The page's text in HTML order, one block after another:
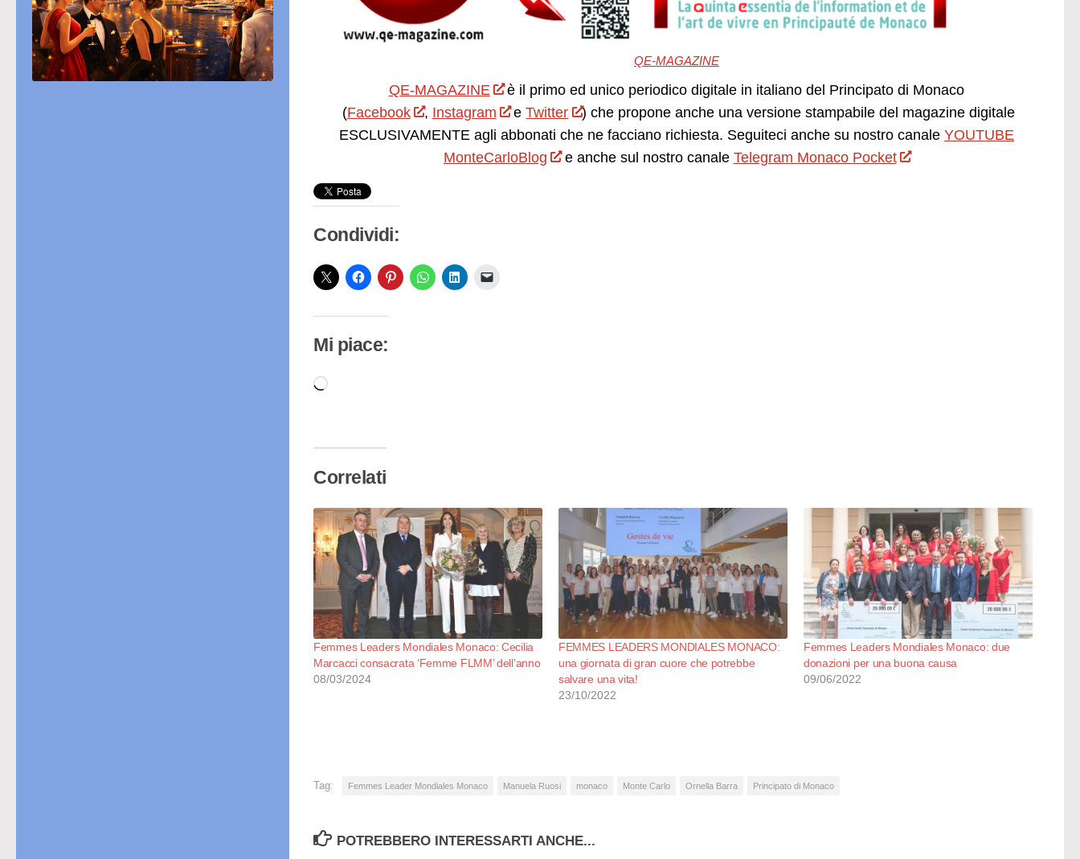
QE-MAGAZINE
QE-MAGAZINE
è il primo ed unico periodico digitale in italiano del Principato di Monaco
(Facebook , Instagram eTwitter
) che propone anche una versione stampabile del magazine digitale
ESCLUSIVAMENTE agli abbonati che ne facciano richiesta. Seguiteci anche su nostro canale YOUTUBE
MonteCarloBlog
e anche sul nostro canale Telegram Monaco Pocket
Condividi:
Mi piace:
Caricamento
Correlati
Femmes Leaders Mondiales Monaco: Cecilia
Marcacci consacrata ‘Femme FLMM’ dell’anno
08/03/2024
FEMMES LEADERS MONDIALES MONACO:
una giornata di gran cuore che potrebbe
salvare una vita!
23/10/2022
Femmes Leaders Mondiales Monaco: due
donazioni per una buona causa
09/06/2022
Tag: Femmes Leader Mondiales Monaco Manuela Ruosi monaco Monte Carlo Ornella Barra Principato di Monaco
POTREBBERO INTERESSARTI ANCHE...